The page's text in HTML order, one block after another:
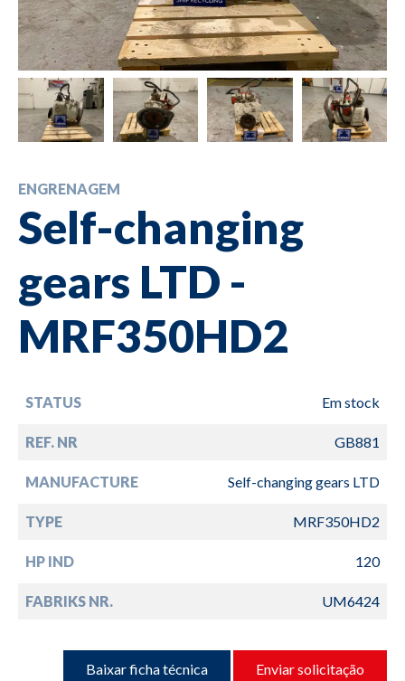
ENGRENAGEM
Self-changing
gears LTD -
MRF350HD2
STATUS Em stock
REF. NR GB881
MANUFACTURE Self-changing gears LTD
TYPE MRF350HD2
HP IND 120
FABRIKS NR. UM6424
Baixar ficha técnica Enviar solicitação